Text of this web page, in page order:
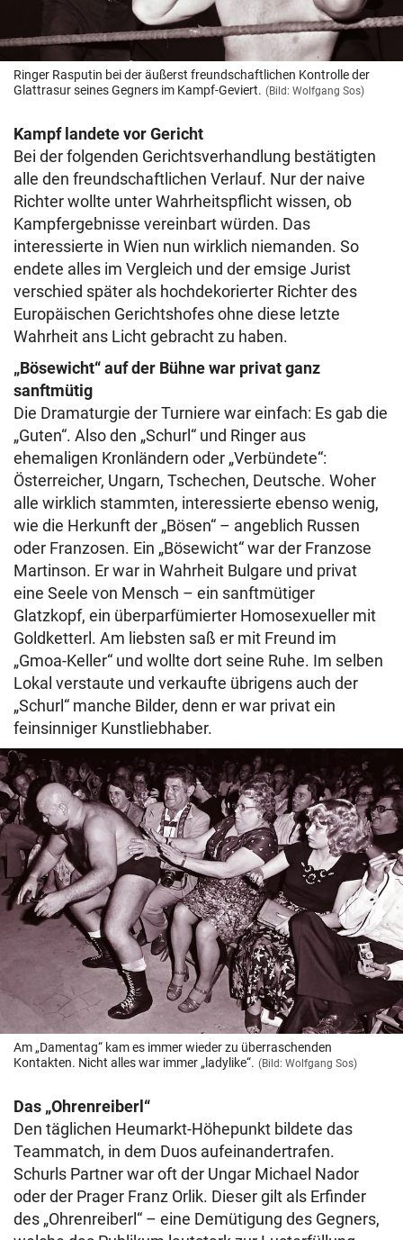
Ringer Rasputin bei der äußerst freundschaftlichen Kontrolle der
Glattrasur seines Gegners im Kampf-Geviert. (Bild: Wolfgang Sos)
Kampf landete vor Gericht
Bei der folgenden Gerichtsverhandlung bestätigten
alle den freundschaftlichen Verlauf. Nur der naive
Richter wollte unter Wahrheitspflicht wissen, ob
Kampfergebnisse vereinbart würden. Das
interessierte in Wien nun wirklich niemanden. So
endete alles im Vergleich und der emsige Jurist
verschied später als hochdekorierter Richter des
Europäischen Gerichtshofes ohne diese letzte
Wahrheit ans Licht gebracht zu haben.
„Bösewicht“ auf der Bühne war privat ganz
sanftmütig
Die Dramaturgie der Turniere war einfach: Es gab die
„Guten“. Also den „Schurl“ und Ringer aus
ehemaligen Kronländern oder „Verbündete“:
Österreicher, Ungarn, Tschechen, Deutsche. Woher
alle wirklich stammten, interessierte ebenso wenig,
wie die Herkunft der „Bösen“ – angeblich Russen
oder Franzosen. Ein „Bösewicht“ war der Franzose
Martinson. Er war in Wahrheit Bulgare und privat
eine Seele von Mensch – ein sanftmütiger
Glatzkopf, ein überparfümierter Homosexueller mit
Goldketterl. Am liebsten saß er mit Freund im
„Gmoa-Keller“ und wollte dort seine Ruhe. Im selben
Lokal verstaute und verkaufte übrigens auch der
„Schurl“ manche Bilder, denn er war privat ein
feinsinniger Kunstliebhaber.
Am „Damentag“ kam es immer wieder zu überraschenden
Kontakten. Nicht alles war immer „ladylike“. (Bild: Wolfgang Sos)
Das „Ohrenreiberl“
Den täglichen Heumarkt-Höhepunkt bildete das
Teammatch, in dem Duos aufeinandertrafen.
Schurls Partner war oft der Ungar Michael Nador
oder der Prager Franz Orlik. Dieser gilt als Erfinder
des „Ohrenreiberl“ – eine Demütigung des Gegners,